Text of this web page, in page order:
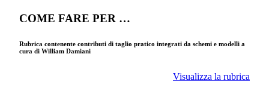
COME FARE PER …
Rubrica contenente contributi di taglio pratico integrati da schemi e modelli a
cura di William Damiani
Visualizza la rubrica